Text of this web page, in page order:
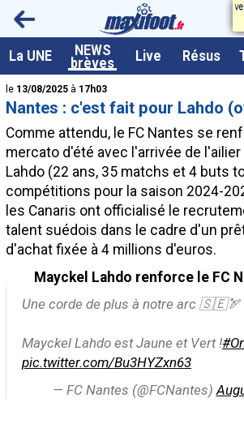
La UNE NEWS
brèves Live Résus
<
le 13/08/2025 à 17h03
Nantes : c'est fait pour Lahdo
Comme attendu, le FC Nantes se
mercato d'été avec l'arrivée de l'ailier
Lahdo (22 ans, 35 matchs et 4 buts
compétitions pour la saison 2024-
les Canaris ont officialisé le
talent suédois dans le cadre d'un
d'achat fixée à 4 millions d'euros.
Mayckel Lahdo renforce le FC
Une corde de plus à notre arc 🇸🇪🏹
Mayckel Lahdo est Jaune et Vert !
pic.twitter.com/Bu3HYZxn63
— FC Nantes (@FCNantes)
A la UNE
Dernières brèves
Live / Matchs en direct
Résultats et Classements
Class. buteurs européens
Programme TV foot
Vidéos
Paramètrages / Options
Contact / Signaler un bug